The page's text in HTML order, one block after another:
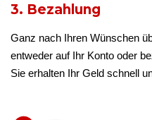
3. Bezahlung
Ganz nach Ihren Wünschen
entweder auf Ihr Konto oder
Sie erhalten Ihr Geld schnell